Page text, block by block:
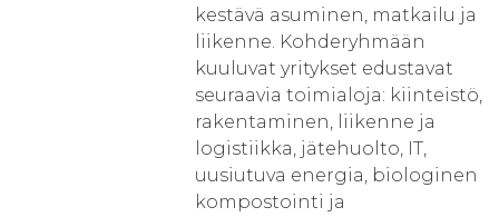
kestävä asuminen, matkailu ja
liikenne. Kohderyhmään
kuuluvat yritykset edustavat
seuraavia toimialoja: kiinteistö,
rakentaminen, liikenne ja
logistiikka, jätehuolto, IT,
uusiutuva energia, biologinen
kompostointi ja